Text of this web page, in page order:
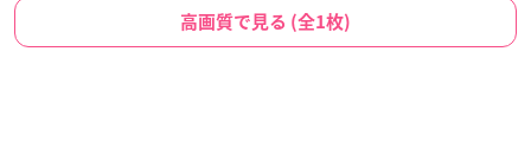
高画質で見る (全1枚)